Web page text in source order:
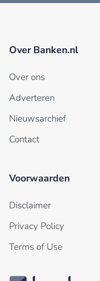
Over Banken.nl
Over ons
Adverteren
Nieuwsarchief
Contact
Voorwaarden
Disclaimer
Privacy Policy
Terms of Use